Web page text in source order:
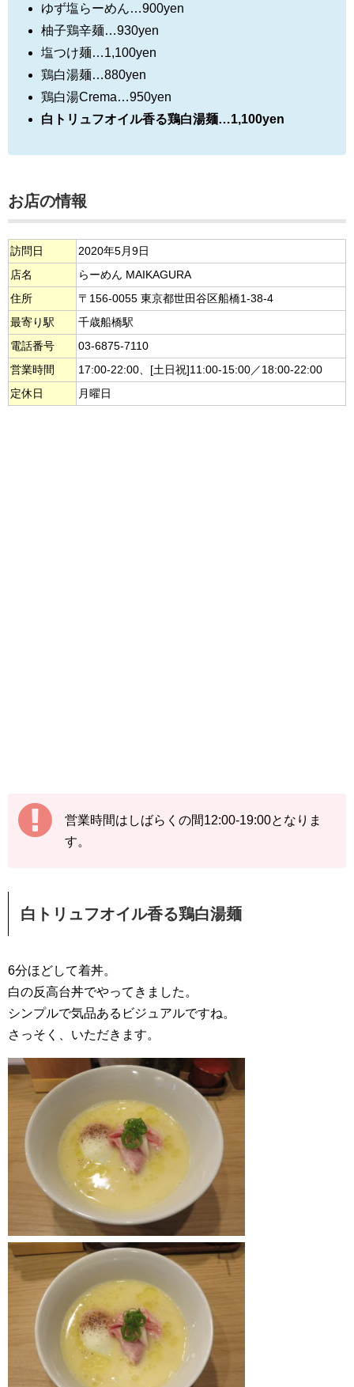
ゆず塩らーめん…900yen
柚子鶏辛麺…930yen
塩つけ麺…1,100yen
鶏白湯麺…880yen
鶏白湯Crema…950yen
白トリュフオイル香る鶏白湯麺…1,100yen
お店の情報
訪問日
2020年5月9日
店名
らーめん MAIKAGURA
住所
〒156-0055 東京都世田谷区船橋1-38-4
最寄り駅
千歳船橋駅
電話番号
03-6875-7110
営業時間
17:00-22:00、[土日祝]11:00-15:00／18:00-22:00
定休日
月曜日
営業時間はしばらくの間12:00-19:00となりま
す。
白トリュフオイル香る鶏白湯麺
6分ほどして着丼。
白の反高台丼でやってきました。
シンプルで気品あるビジュアルですね。
さっそく、いただきます。